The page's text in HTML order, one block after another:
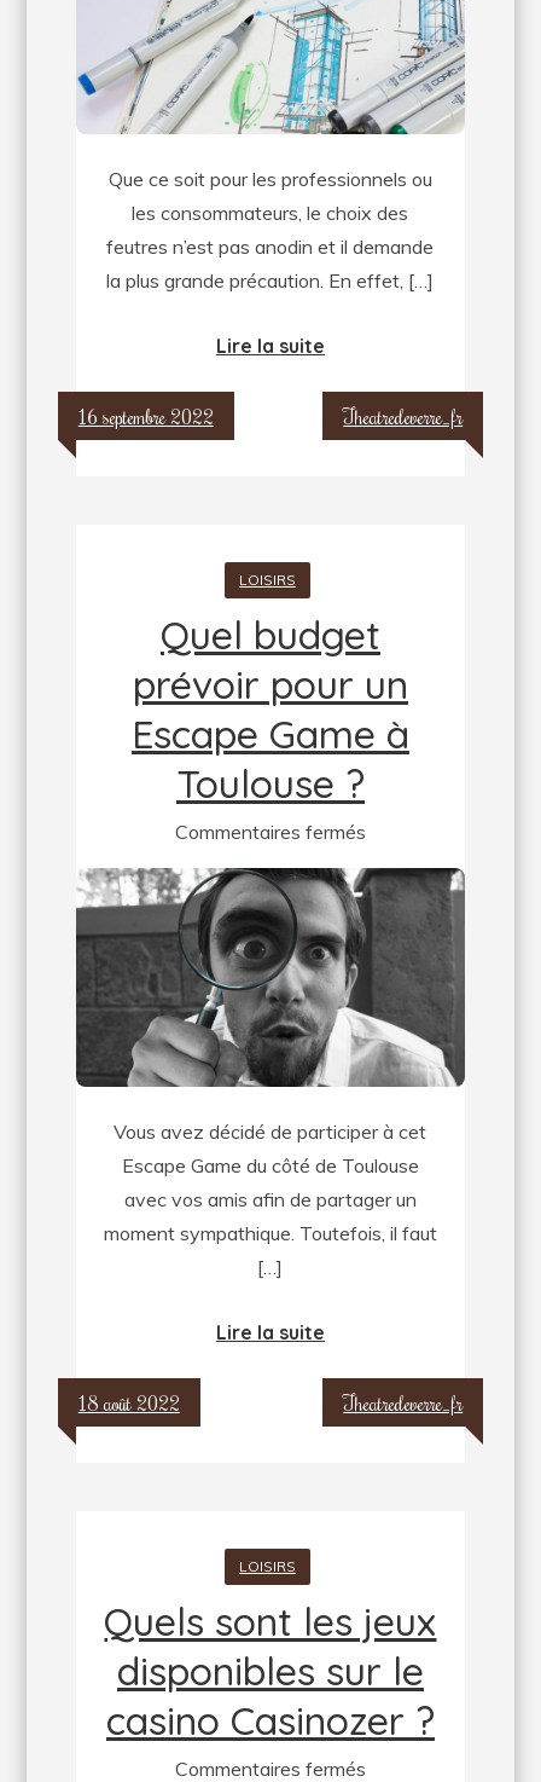
avantages
des
feutres
avec
base
d’alcool
?
Que ce soit pour les professionnels ou
les consommateurs, le choix des
feutres n’est pas anodin et il demande
la plus grande précaution. En effet, […]
Lire la suite
16 septembre 2022 Theatredeverre_fr
LOISIRS
Quel budget
prévoir pour un
Escape Game à
Toulouse ?
Commentaires ferméssur
Quel
budget
prévoir
Escape
Game
Toulouse
?
Vous avez décidé de participer à cet
Escape Game du côté de Toulouse
avec vos amis afin de partager un
moment sympathique. Toutefois, il faut
[…]
Lire la suite
18 août 2022 Theatredeverre_fr
LOISIRS
Quels sont les jeux
disponibles sur le
casino Casinozer ?
Commentaires ferméssur